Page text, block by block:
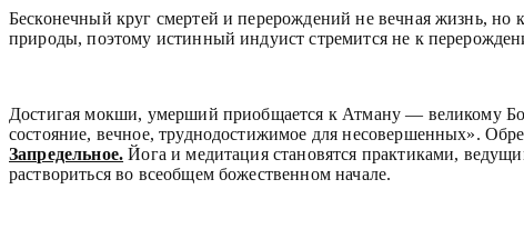
Бесконечный круг смертей и перерождений не вечная жизнь,
природы, поэтому истинный индуист стремится не к
Достигая мокши, умерший приобщается к Атману — великому
состояние, вечное, труднодостижимое для несовершенных».
Запредельное. Йога и медитация становятся практиками,
раствориться во всеобщем божественном начале.